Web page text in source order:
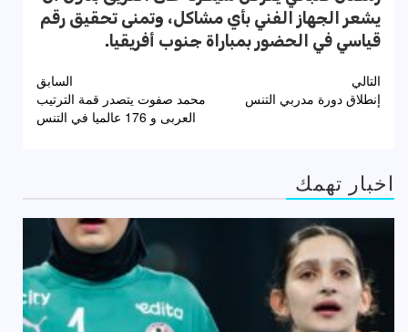
يشعر الجهاز الفني بأي مشاكل، وتمنى تحقيق رقم
قياسي في الحضور بمباراة جنوب أفريقيا.
تصفّح
المقالات
السابق
محمد صفوت يتصدر قمة الترتيب
العربى و 176 عالميا في التنس
التالي
إنطلاق دورة مدربي التنس
اخبار تهمك